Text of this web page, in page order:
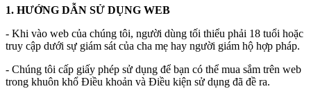
1. HƯỚNG DẪN SỬ DỤNG WEB
- Khi vào web của chúng tôi, người dùng tối thiểu phải 18 tuổi hoặc
truy cập dưới sự giám sát của cha mẹ hay người giám hộ hợp pháp.
- Chúng tôi cấp giấy phép sử dụng để bạn có thể mua sắm trên web
trong khuôn khổ Điều khoản và Điều kiện sử dụng đã đề ra.